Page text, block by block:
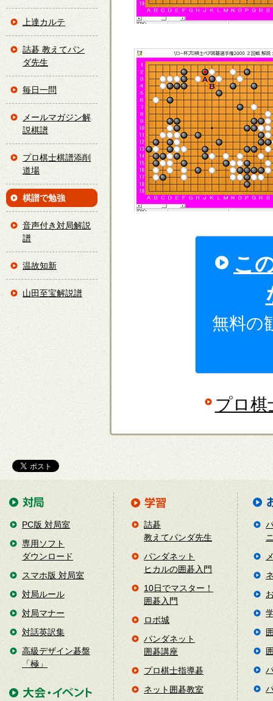
こ
無料の
プロ棋
上達カルテ
詰碁 教えてパン
ダ先生
毎日一問
メールマガジン解
説棋譜
プロ棋士棋譜添削
道場
棋譜で勉強
音声付き対局解説
譜
温故知新
山田至宝解説譜
PC版 対局室
専用ソフト
ダウンロード
スマホ版 対局室
対局ルール
対局マナー
対話英訳集
高級デザイン碁盤
「極」
詰碁
教えてパンダ先生
パンダネット
ヒカルの囲碁入門
10日でマスター！
囲碁入門
ロボ城
パンダネット
囲碁講座
プロ棋士指導碁
ネット囲碁教室